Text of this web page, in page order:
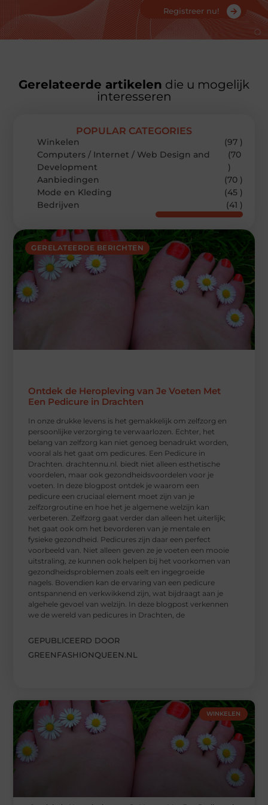
Registreer nu!
Gerelateerde artikelen die u mogelijk
interesseren
GERELATEERDE BERICHTEN
Ontdek de Heropleving van Je Voeten Met
Een Pedicure in Drachten
In onze drukke levens is het gemakkelijk om zelfzorg en
persoonlijke verzorging te verwaarlozen. Echter, het
belang van zelfzorg kan niet genoeg benadrukt worden,
vooral als het gaat om pedicures. Een Pedicure in
Drachten. drachtennu.nl. biedt niet alleen esthetische
voordelen, maar ook gezondheidsvoordelen voor je
voeten. In deze blogpost ontdek je waarom een
pedicure een cruciaal element moet zijn van je
zelfzorgroutine en hoe het je algemene welzijn kan
verbeteren. Zelfzorg gaat verder dan alleen het uiterlijk;
het gaat ook om het bevorderen van je mentale en
fysieke gezondheid. Pedicures zijn daar een perfect
voorbeeld van. Niet alleen geven ze je voeten een mooie
uitstraling, ze kunnen ook helpen bij het voorkomen van
gezondheidsproblemen zoals eelt en ingegroeide
nagels. Bovendien kan de ervaring van een pedicure
ontspannend en verkwikkend zijn, wat bijdraagt aan je
algehele gevoel van welzijn. In deze blogpost verkennen
we de wereld van pedicures in Drachten, de
GEPUBLICEERD DOOR
GREENFASHIONQUEEN.NL
POPULAR CATEGORIES
Winkelen
(97 )
Computers / Internet / Web Design and
Development
(70
)
Aanbiedingen
(70 )
Mode en Kleding
(45 )
Bedrijven
(41 )
WINKELEN